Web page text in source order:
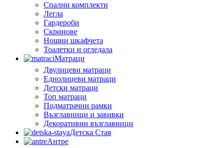
Спални комплекти
Легла
Гардероби
Скринове
Нощни шкафчета
Тоалетки и огледала
Матраци
Двулицеви матраци
Еднолицеви матраци
Детски матраци
Топ матраци
Подматрачни рамки
Възглавници и завивки
Декоративни възглавници
Детска Стая
Антре